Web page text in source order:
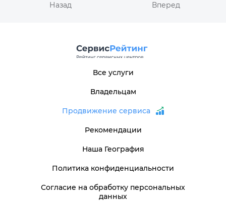
Назад Вперед
Все услуги
Владельцам
Продвижение сервиса
Рекомендации
Наша География
Политика конфиденциальности
Согласие на обработку персональных
данных